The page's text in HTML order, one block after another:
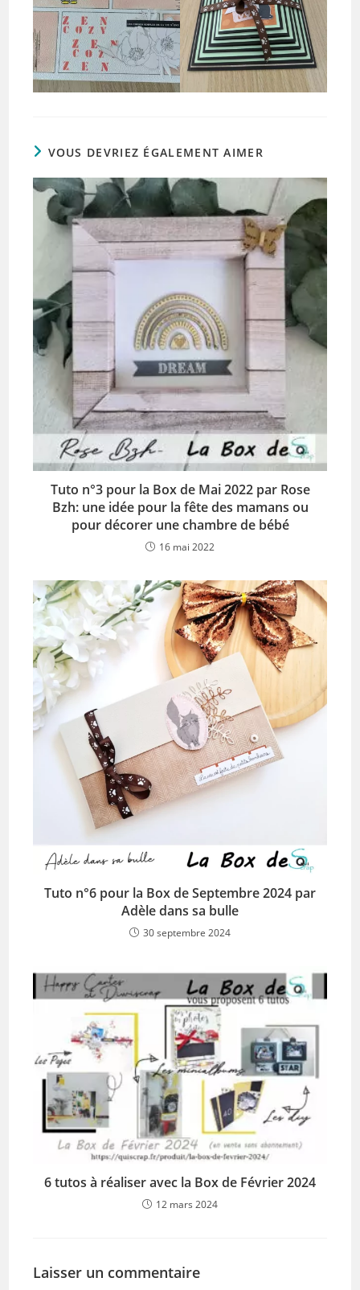
VOUS DEVRIEZ ÉGALEMENT AIMER
Tuto n°3 pour la Box de Mai 2022 par Rose
Bzh: une idée pour la fête des mamans ou
pour décorer une chambre de bébé
16 mai 2022
Tuto n°6 pour la Box de Septembre 2024 par
Adèle dans sa bulle
30 septembre 2024
6 tutos à réaliser avec la Box de Février 2024
12 mars 2024
Laisser un commentaire